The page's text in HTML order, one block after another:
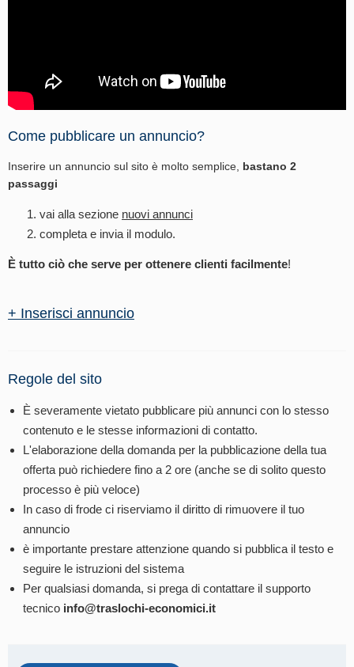
Come pubblicare un annuncio?
Inserire un annuncio sul sito è molto semplice, bastano 2
passaggi
vai alla sezione nuovi annunci
completa e invia il modulo.
È tutto ciò che serve per ottenere clienti facilmente!
+ Inserisci annuncio
Regole del sito
È severamente vietato pubblicare più annunci con lo stesso
contenuto e le stesse informazioni di contatto.
L'elaborazione della domanda per la pubblicazione della tua
offerta può richiedere fino a 2 ore (anche se di solito questo
processo è più veloce)
In caso di frode ci riserviamo il diritto di rimuovere il tuo
annuncio
è importante prestare attenzione quando si pubblica il testo e
seguire le istruzioni del sistema
Per qualsiasi domanda, si prega di contattare il supporto
tecnico info@traslochi-economici.it